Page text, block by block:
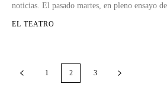
noticias. El pasado martes, en pleno ensayo de
EL TEATRO
1 2 3